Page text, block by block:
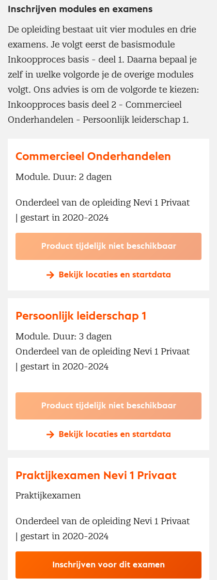
Inschrijven modules en examens
De opleiding bestaat uit vier modules en drie
examens. Je volgt eerst de basismodule
Inkoopproces basis - deel 1. Daarna bepaal je
zelf in welke volgorde je de overige modules
volgt. Ons advies is om de volgorde te kiezen:
Inkoopproces basis deel 2 - Commercieel
Onderhandelen - Persoonlijk leiderschap 1.
Commercieel Onderhandelen
Module. Duur: 2 dagen
Onderdeel van de opleiding Nevi 1 Privaat
| gestart in 2020-2024
Product tijdelijk niet beschikbaar
Bekijk locaties en startdata
Persoonlijk leiderschap 1
Module. Duur: 3 dagen
Onderdeel van de opleiding Nevi 1 Privaat
| gestart in 2020-2024
Product tijdelijk niet beschikbaar
Bekijk locaties en startdata
Praktijkexamen Nevi 1 Privaat
Praktijkexamen
Onderdeel van de opleiding Nevi 1 Privaat
| gestart in 2020-2024
Inschrijven voor dit examen